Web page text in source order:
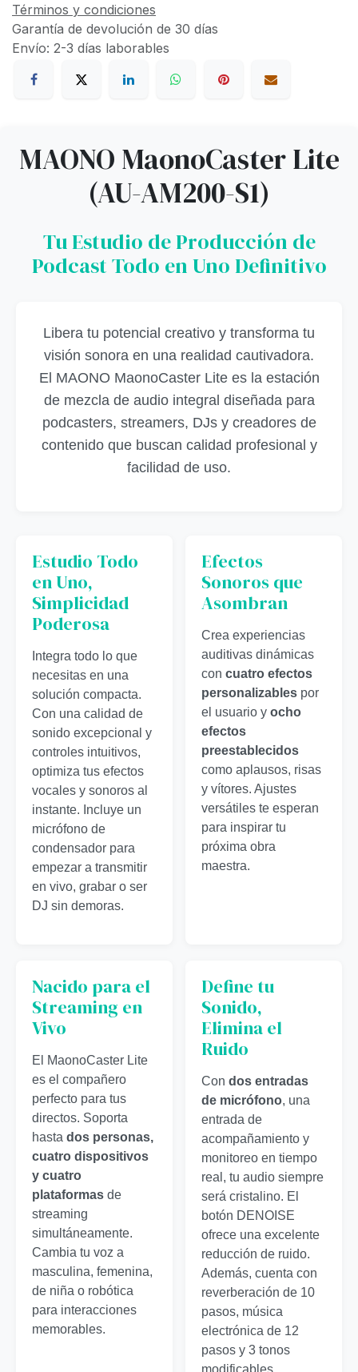
Términos y condiciones
Garantía de devolución de 30 días
Envío: 2-3 días laborables
MAONO MaonoCaster Lite
(AU-AM200-S1)
Tu Estudio de Producción de
Podcast Todo en Uno Definitivo
Libera tu potencial creativo y transforma tu
visión sonora en una realidad cautivadora.
El MAONO MaonoCaster Lite es la estación
de mezcla de audio integral diseñada para
podcasters, streamers, DJs y creadores de
contenido que buscan calidad profesional y
facilidad de uso.
Estudio Todo
en Uno,
Simplicidad
Poderosa
Integra todo lo que
necesitas en una
solución compacta.
Con una calidad de
sonido excepcional y
controles intuitivos,
optimiza tus efectos
vocales y sonoros al
instante. Incluye un
micrófono de
condensador para
empezar a transmitir
en vivo, grabar o ser
DJ sin demoras.
Efectos
Sonoros que
Asombran
Crea experiencias
auditivas dinámicas
concuatro efectos
personalizables por
el usuario yocho
efectos
preestablecidos
como aplausos, risas
y vítores. Ajustes
versátiles te esperan
para inspirar tu
próxima obra
maestra.
Nacido para el
Streaming en
Vivo
El MaonoCaster Lite
es el compañero
perfecto para tus
directos. Soporta
hasta dos personas,
cuatro dispositivos
y cuatro
plataformas de
streaming
simultáneamente.
Cambia tu voz a
masculina, femenina,
de niña o robótica
para interacciones
memorables.
Define tu
Sonido,
Elimina el
Ruido
Condos entradas
de micrófono, una
entrada de
acompañamiento y
monitoreo en tiempo
real, tu audio siempre
será cristalino. El
botón DENOISE
ofrece una excelente
reducción de ruido.
Además, cuenta con
reverberación de 10
pasos, música
electrónica de 12
pasos y 3 tonos
modificables